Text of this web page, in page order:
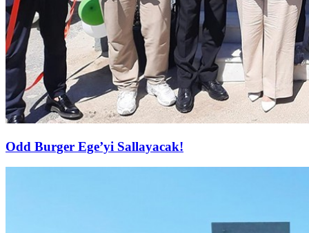
Odd Burger Ege’yi Sallayacak!